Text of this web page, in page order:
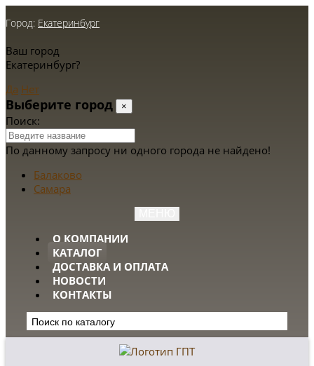
Город: Екатеринбург
Ваш город
Екатеринбург?
Да Нет
Выберите город ×
Поиск:
По данному запросу ни одного города не найдено!
Балаково
Самара
О КОМПАНИИ
КАТАЛОГ
ДОСТАВКА И ОПЛАТА
НОВОСТИ
КОНТАКТЫ